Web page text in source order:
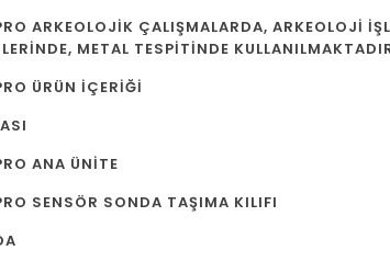
ARKEOLOJİK ÇALIŞMALARDA, ARKEOLOJİ
METAL TESPİTİNDE
ÜRÜN İÇERİĞİ
ANA ÜNİTE
SENSÖR SONDA TAŞIMA KILIFI